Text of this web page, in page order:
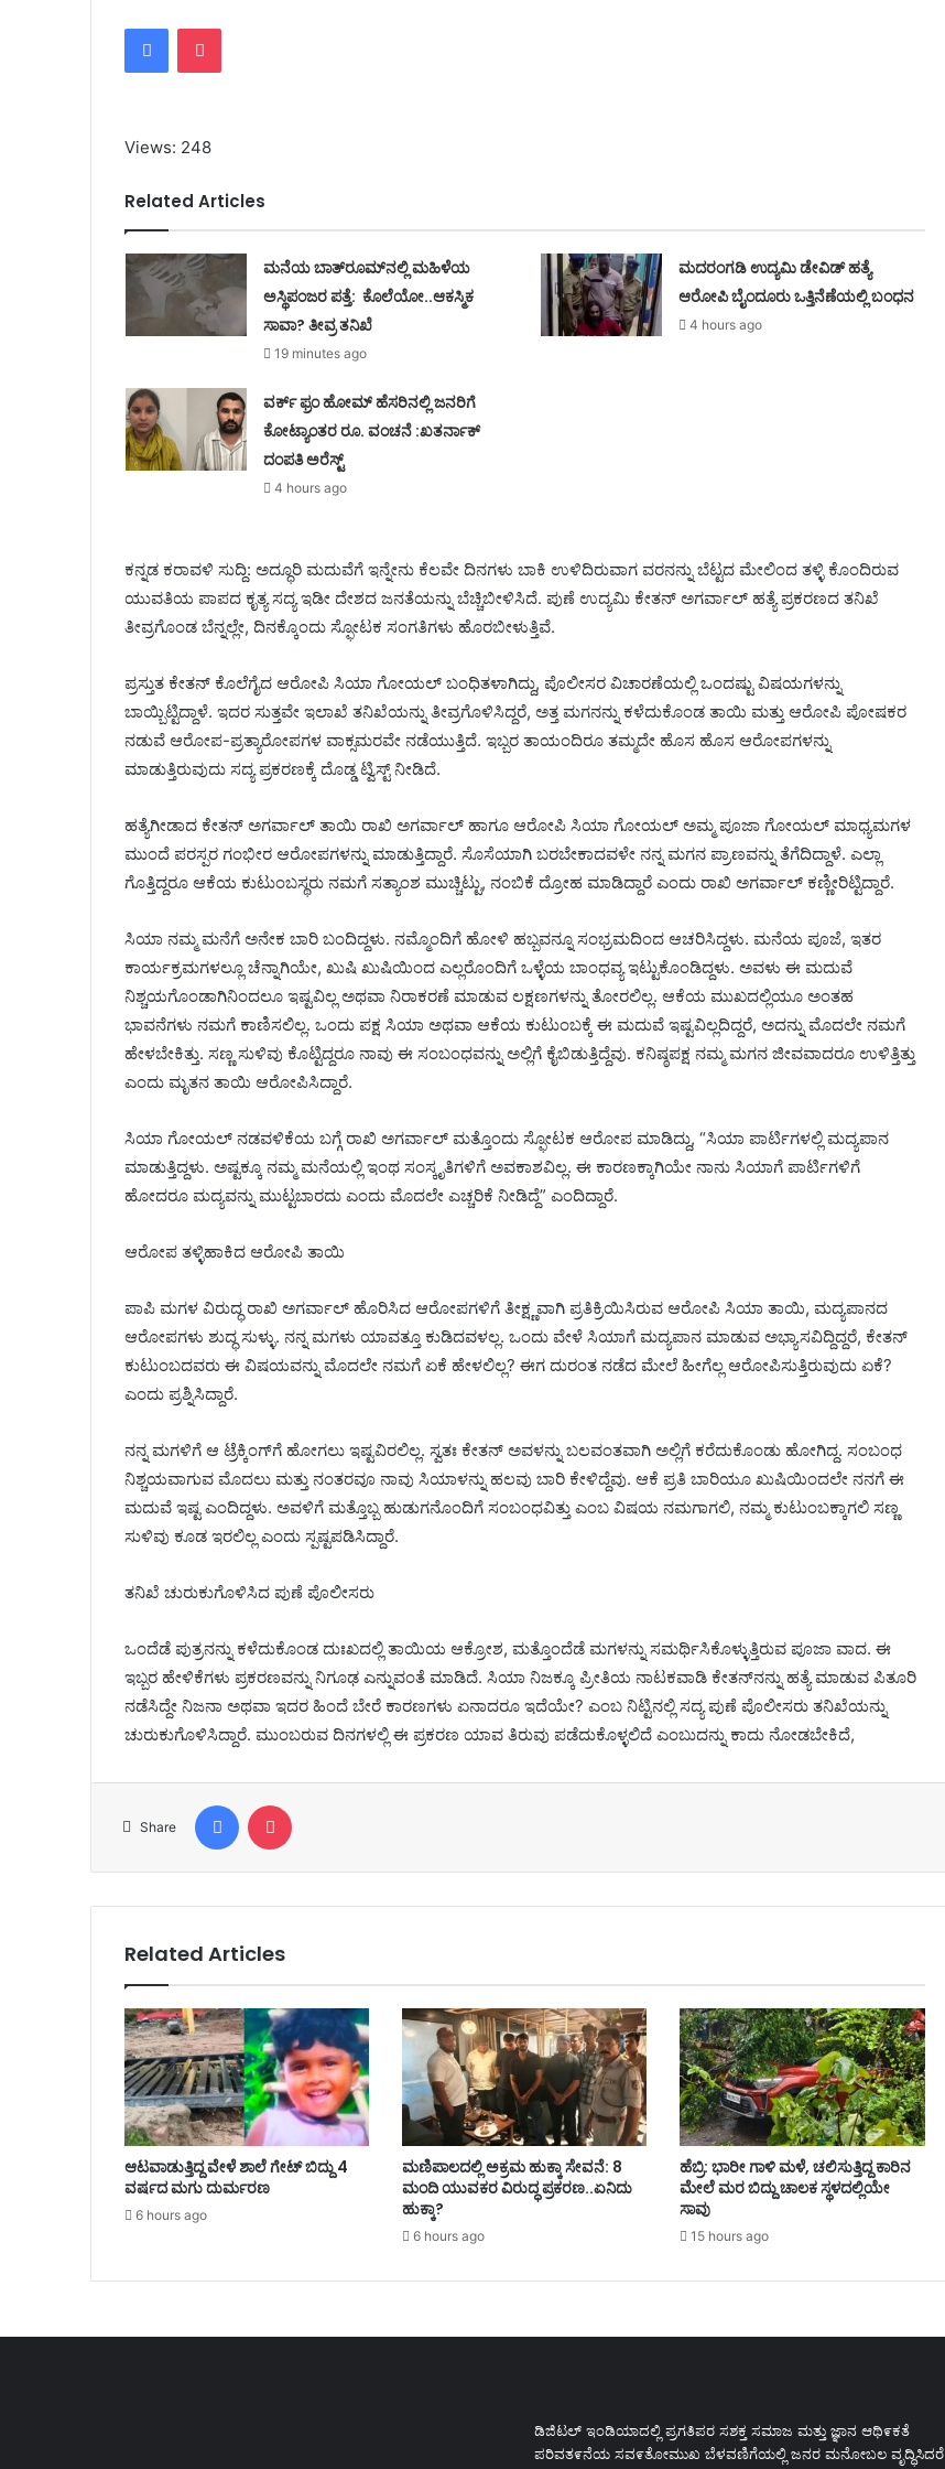
FacebookPocket
Views: 248
Related Articles
ಮನೆಯ ಬಾತ್‌ರೂಮ್‌ನಲ್ಲಿ ಮಹಿಳೆಯ
ಅಸ್ಥಿಪಂಜರ ಪತ್ತೆ: ಕೊಲೆಯೋ..ಆಕಸ್ಮಿಕ
ಸಾವಾ? ತೀವ್ರ ತನಿಖೆ
19 minutes ago
ಮದರಂಗಡಿ ಉದ್ಯಮಿ ಡೇವಿಡ್ ಹತ್ಯೆ
ಆರೋಪಿ ಬೈಂದೂರು ಒತ್ತಿನೆಣೆಯಲ್ಲಿ ಬಂಧನ
4 hours ago
ವರ್ಕ್ ಫ್ರಂ ಹೋಮ್ ಹೆಸರಿನಲ್ಲಿ ಜನರಿಗೆ
ಕೋಟ್ಯಾಂತರ ರೂ. ವಂಚನೆ :ಖತರ್ನಾಕ್
ದಂಪತಿ ಅರೆಸ್ಟ್
4 hours ago
ಕನ್ನಡ ಕರಾವಳಿ ಸುದ್ದಿ: ಅದ್ಧೂರಿ ಮದುವೆಗೆ ಇನ್ನೇನು ಕೆಲವೇ ದಿನಗಳು ಬಾಕಿ ಉಳಿದಿರುವಾಗ ವರನನ್ನು ಬೆಟ್ಟದ ಮೇಲಿಂದ ತಳ್ಳಿ ಕೊಂದಿರುವ
ಯುವತಿಯ ಪಾಪದ ಕೃತ್ಯ ಸದ್ಯ ಇಡೀ ದೇಶದ ಜನತೆಯನ್ನು ಬೆಚ್ಚಿಬೀಳಿಸಿದೆ. ಪುಣೆ ಉದ್ಯಮಿ ಕೇತನ್ ಅಗರ್ವಾಲ್ ಹತ್ಯೆ ಪ್ರಕರಣದ ತನಿಖೆ
ತೀವ್ರಗೊಂಡ ಬೆನ್ನಲ್ಲೇ, ದಿನಕ್ಕೊಂದು ಸ್ಫೋಟಕ ಸಂಗತಿಗಳು ಹೊರಬೀಳುತ್ತಿವೆ.
ಪ್ರಸ್ತುತ ಕೇತನ್ ಕೊಲೆಗೈದ ಆರೋಪಿ ಸಿಯಾ ಗೋಯಲ್ ಬಂಧಿತಳಾಗಿದ್ದು, ಪೊಲೀಸರ ವಿಚಾರಣೆಯಲ್ಲಿ ಒಂದಷ್ಟು ವಿಷಯಗಳನ್ನು
ಬಾಯ್ಬಿಟ್ಟಿದ್ದಾಳೆ. ಇದರ ಸುತ್ತವೇ ಇಲಾಖೆ ತನಿಖೆಯನ್ನು ತೀವ್ರಗೊಳಿಸಿದ್ದರೆ, ಅತ್ತ ಮಗನನ್ನು ಕಳೆದುಕೊಂಡ ತಾಯಿ ಮತ್ತು ಆರೋಪಿ ಪೋಷಕರ
ನಡುವೆ ಆರೋಪ-ಪ್ರತ್ಯಾರೋಪಗಳ ವಾಕ್ಸಮರವೇ ನಡೆಯುತ್ತಿದೆ. ಇಬ್ಬರ ತಾಯಂದಿರೂ ತಮ್ಮದೇ ಹೊಸ ಹೊಸ ಆರೋಪಗಳನ್ನು
ಮಾಡುತ್ತಿರುವುದು ಸದ್ಯ ಪ್ರಕರಣಕ್ಕೆ ದೊಡ್ಡ ಟ್ವಿಸ್ಟ್ ನೀಡಿದೆ.
ಹತ್ಯೆಗೀಡಾದ ಕೇತನ್ ಅಗರ್ವಾಲ್ ತಾಯಿ ರಾಖಿ ಅಗರ್ವಾಲ್ ಹಾಗೂ ಆರೋಪಿ ಸಿಯಾ ಗೋಯಲ್ ಅಮ್ಮ ಪೂಜಾ ಗೋಯಲ್ ಮಾಧ್ಯಮಗಳ
ಮುಂದೆ ಪರಸ್ಪರ ಗಂಭೀರ ಆರೋಪಗಳನ್ನು ಮಾಡುತ್ತಿದ್ದಾರೆ. ಸೊಸೆಯಾಗಿ ಬರಬೇಕಾದವಳೇ ನನ್ನ ಮಗನ ಪ್ರಾಣವನ್ನು ತೆಗೆದಿದ್ದಾಳೆ. ಎಲ್ಲಾ
ಗೊತ್ತಿದ್ದರೂ ಆಕೆಯ ಕುಟುಂಬಸ್ಥರು ನಮಗೆ ಸತ್ಯಾಂಶ ಮುಚ್ಚಿಟ್ಟು, ನಂಬಿಕೆ ದ್ರೋಹ ಮಾಡಿದ್ದಾರೆ ಎಂದು ರಾಖಿ ಅಗರ್ವಾಲ್ ಕಣ್ಣೀರಿಟ್ಟಿದ್ದಾರೆ.
ಸಿಯಾ ನಮ್ಮ ಮನೆಗೆ ಅನೇಕ ಬಾರಿ ಬಂದಿದ್ದಳು. ನಮ್ಮೊಂದಿಗೆ ಹೋಳಿ ಹಬ್ಬವನ್ನೂ ಸಂಭ್ರಮದಿಂದ ಆಚರಿಸಿದ್ದಳು. ಮನೆಯ ಪೂಜೆ, ಇತರ
ಕಾರ್ಯಕ್ರಮಗಳಲ್ಲೂ ಚೆನ್ನಾಗಿಯೇ, ಖುಷಿ ಖುಷಿಯಿಂದ ಎಲ್ಲರೊಂದಿಗೆ ಒಳ್ಳೆಯ ಬಾಂಧವ್ಯ ಇಟ್ಟುಕೊಂಡಿದ್ದಳು. ಅವಳು ಈ ಮದುವೆ
ನಿಶ್ಚಯಗೊಂಡಾಗಿನಿಂದಲೂ ಇಷ್ಟವಿಲ್ಲ ಅಥವಾ ನಿರಾಕರಣೆ ಮಾಡುವ ಲಕ್ಷಣಗಳನ್ನು ತೋರಲಿಲ್ಲ. ಆಕೆಯ ಮುಖದಲ್ಲಿಯೂ ಅಂತಹ
ಭಾವನೆಗಳು ನಮಗೆ ಕಾಣಿಸಲಿಲ್ಲ. ಒಂದು ಪಕ್ಷ ಸಿಯಾ ಅಥವಾ ಆಕೆಯ ಕುಟುಂಬಕ್ಕೆ ಈ ಮದುವೆ ಇಷ್ಟವಿಲ್ಲದಿದ್ದರೆ, ಅದನ್ನು ಮೊದಲೇ ನಮಗೆ
ಹೇಳಬೇಕಿತ್ತು. ಸಣ್ಣ ಸುಳಿವು ಕೊಟ್ಟಿದ್ದರೂ ನಾವು ಈ ಸಂಬಂಧವನ್ನು ಅಲ್ಲಿಗೆ ಕೈಬಿಡುತ್ತಿದ್ದೆವು. ಕನಿಷ್ಠಪಕ್ಷ ನಮ್ಮ ಮಗನ ಜೀವವಾದರೂ ಉಳಿತ್ತಿತ್ತು
ಎಂದು ಮೃತನ ತಾಯಿ ಆರೋಪಿಸಿದ್ದಾರೆ.
ಸಿಯಾ ಗೋಯಲ್ ನಡವಳಿಕೆಯ ಬಗ್ಗೆ ರಾಖಿ ಅಗರ್ವಾಲ್ ಮತ್ತೊಂದು ಸ್ಫೋಟಕ ಆರೋಪ ಮಾಡಿದ್ದು, “ಸಿಯಾ ಪಾರ್ಟಿಗಳಲ್ಲಿ ಮದ್ಯಪಾನ
ಮಾಡುತ್ತಿದ್ದಳು. ಅಷ್ಟಕ್ಕೂ ನಮ್ಮ ಮನೆಯಲ್ಲಿ ಇಂಥ ಸಂಸ್ಕೃತಿಗಳಿಗೆ ಅವಕಾಶವಿಲ್ಲ. ಈ ಕಾರಣಕ್ಕಾಗಿಯೇ ನಾನು ಸಿಯಾಗೆ ಪಾರ್ಟಿಗಳಿಗೆ
ಹೋದರೂ ಮದ್ಯವನ್ನು ಮುಟ್ಟಬಾರದು ಎಂದು ಮೊದಲೇ ಎಚ್ಚರಿಕೆ ನೀಡಿದ್ದೆ” ಎಂದಿದ್ದಾರೆ.
ಆರೋಪ ತಳ್ಳಿಹಾಕಿದ ಆರೋಪಿ ತಾಯಿ
ಪಾಪಿ ಮಗಳ ವಿರುದ್ಧ ರಾಖಿ ಅಗರ್ವಾಲ್ ಹೊರಿಸಿದ ಆರೋಪಗಳಿಗೆ ತೀಕ್ಷ್ಣವಾಗಿ ಪ್ರತಿಕ್ರಿಯಿಸಿರುವ ಆರೋಪಿ ಸಿಯಾ ತಾಯಿ, ಮದ್ಯಪಾನದ
ಆರೋಪಗಳು ಶುದ್ಧ ಸುಳ್ಳು. ನನ್ನ ಮಗಳು ಯಾವತ್ತೂ ಕುಡಿದವಳಲ್ಲ. ಒಂದು ವೇಳೆ ಸಿಯಾಗೆ ಮದ್ಯಪಾನ ಮಾಡುವ ಅಭ್ಯಾಸವಿದ್ದಿದ್ದರೆ, ಕೇತನ್
ಕುಟುಂಬದವರು ಈ ವಿಷಯವನ್ನು ಮೊದಲೇ ನಮಗೆ ಏಕೆ ಹೇಳಲಿಲ್ಲ? ಈಗ ದುರಂತ ನಡೆದ ಮೇಲೆ ಹೀಗೆಲ್ಲ ಆರೋಪಿಸುತ್ತಿರುವುದು ಏಕೆ?
ಎಂದು ಪ್ರಶ್ನಿಸಿದ್ದಾರೆ.
ನನ್ನ ಮಗಳಿಗೆ ಆ ಟ್ರೆಕ್ಕಿಂಗ್‌ಗೆ ಹೋಗಲು ಇಷ್ಟವಿರಲಿಲ್ಲ. ಸ್ವತಃ ಕೇತನ್ ಅವಳನ್ನು ಬಲವಂತವಾಗಿ ಅಲ್ಲಿಗೆ ಕರೆದುಕೊಂಡು ಹೋಗಿದ್ದ. ಸಂಬಂಧ
ನಿಶ್ಚಯವಾಗುವ ಮೊದಲು ಮತ್ತು ನಂತರವೂ ನಾವು ಸಿಯಾಳನ್ನು ಹಲವು ಬಾರಿ ಕೇಳಿದ್ದೆವು. ಆಕೆ ಪ್ರತಿ ಬಾರಿಯೂ ಖುಷಿಯಿಂದಲೇ ನನಗೆ ಈ
ಮದುವೆ ಇಷ್ಟ ಎಂದಿದ್ದಳು. ಅವಳಿಗೆ ಮತ್ತೊಬ್ಬ ಹುಡುಗನೊಂದಿಗೆ ಸಂಬಂಧವಿತ್ತು ಎಂಬ ವಿಷಯ ನಮಗಾಗಲಿ, ನಮ್ಮ ಕುಟುಂಬಕ್ಕಾಗಲಿ ಸಣ್ಣ
ಸುಳಿವು ಕೂಡ ಇರಲಿಲ್ಲ ಎಂದು ಸ್ಪಷ್ಟಪಡಿಸಿದ್ದಾರೆ.
ತನಿಖೆ ಚುರುಕುಗೊಳಿಸಿದ ಪುಣೆ ಪೊಲೀಸರು
ಒಂದೆಡೆ ಪುತ್ರನನ್ನು ಕಳೆದುಕೊಂಡ ದುಃಖದಲ್ಲಿ ತಾಯಿಯ ಆಕ್ರೋಶ, ಮತ್ತೊಂದೆಡೆ ಮಗಳನ್ನು ಸಮರ್ಥಿಸಿಕೊಳ್ಳುತ್ತಿರುವ ಪೂಜಾ ವಾದ. ಈ
ಇಬ್ಬರ ಹೇಳಿಕೆಗಳು ಪ್ರಕರಣವನ್ನು ನಿಗೂಢ ಎನ್ನುವಂತೆ ಮಾಡಿದೆ. ಸಿಯಾ ನಿಜಕ್ಕೂ ಪ್ರೀತಿಯ ನಾಟಕವಾಡಿ ಕೇತನ್‌ನನ್ನು ಹತ್ಯೆ ಮಾಡುವ ಪಿತೂರಿ
ನಡೆಸಿದ್ದೇ ನಿಜನಾ ಅಥವಾ ಇದರ ಹಿಂದೆ ಬೇರೆ ಕಾರಣಗಳು ಏನಾದರೂ ಇದೆಯೇ? ಎಂಬ ನಿಟ್ಟಿನಲ್ಲಿ ಸದ್ಯ ಪುಣೆ ಪೊಲೀಸರು ತನಿಖೆಯನ್ನು
ಚುರುಕುಗೊಳಿಸಿದ್ದಾರೆ. ಮುಂಬರುವ ದಿನಗಳಲ್ಲಿ ಈ ಪ್ರಕರಣ ಯಾವ ತಿರುವು ಪಡೆದುಕೊಳ್ಳಲಿದೆ ಎಂಬುದನ್ನು ಕಾದು ನೋಡಬೇಕಿದೆ,
Share
Facebook
Related Articles
ಆಟವಾಡುತ್ತಿದ್ದ ವೇಳೆ ಶಾಲೆ ಗೇಟ್ ಬಿದ್ದು 4
ವರ್ಷದ ಮಗು ದುರ್ಮರಣ
6 hours ago
ಮಣಿಪಾಲದಲ್ಲಿ ಅಕ್ರಮ ಹುಕ್ಕಾ ಸೇವನೆ: 8
ಮಂದಿ ಯುವಕರ ವಿರುದ್ಧ ಪ್ರಕರಣ..ಏನಿದು
ಹುಕ್ಕಾ?
6 hours ago
ಹೆಬ್ರಿ: ಭಾರೀ ಗಾಳಿ ಮಳೆ, ಚಲಿಸುತ್ತಿದ್ದ ಕಾರಿನ
ಮೇಲೆ ಮರ ಬಿದ್ದು ಚಾಲಕ ಸ್ಥಳದಲ್ಲಿಯೇ
ಸಾವು
15 hours ago
ಡಿಜಿಟಲ್ ಇಂಡಿಯಾದಲ್ಲಿ ಪ್ರಗತಿಪರ ಸಶಕ್ತ ಸಮಾಜ ಮತ್ತು ಜ್ಞಾನ ಆಥಿ೯ಕತೆ
ಪರಿವತ೯ನೆಯ ಸವ೯ತೋಮುಖ ಬೆಳವಣಿಗೆಯಲ್ಲಿ ಜನರ ಮನೋಬಲ ವೃದ್ಧಿಸಿದರೆ